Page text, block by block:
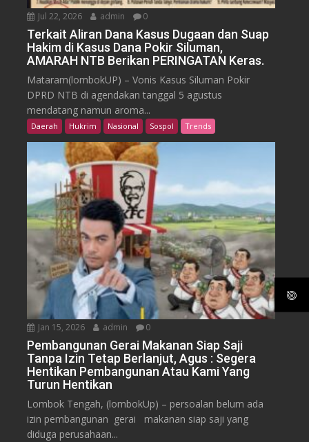
Jul 22, 2026 admin 0
Terkait Aliran Dana Kasus Dugaan dan Suap
Hakim di Kasus Dana Pokir Siluman,
AMARAH NTB Berikan PERINGATAN Keras.
Mataram(lombokUP) – Vonis Kasus Siluman Pokir
DPRD NTB di agendakan tanggal 5 agustus
mendatang namun aroma...
Daerah Hukrim Nasional Sospol Trends
Jan 15, 2026 admin 0
Pembangunan Gerai Makanan Siap Saji
Tanpa Izin Tetap Berlanjut, Agus : Segera
Hentikan Pembangunan Atau Kami Yang
Turun Hentikan
Lombok Tengah, (lombokUp) – persoalan belum ada
izin pembangunan gerai makanan siap saji yang
diduga perusahaan...